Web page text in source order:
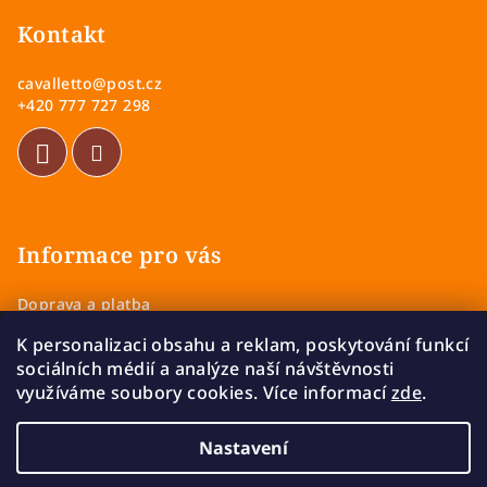
K personalizaci obsahu a reklam, poskytování funkcí
sociálních médií a analýze naší návštěvnosti
využíváme soubory cookies. Více informacízde.
Nastavení
Kontakt
cavalletto@post.cz
+420 777 727 298
Informace pro vás
Doprava a platba
Zásady ochrany osobních údajů
Vrácení a výměna zboží